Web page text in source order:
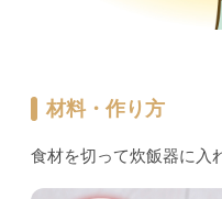
材料・作り方
食材を切って炊飯器に入